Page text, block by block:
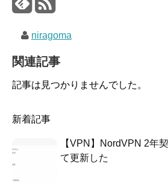
niragoma
関連記事
記事は見つかりませんでした。
新着記事
【VPN】NordVPN 2年
て更新した